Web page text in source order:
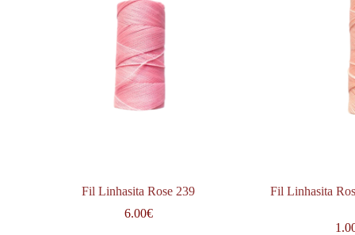
être
choisies
sur
la
page
du
produit
Fil Linhasita Rose 239
6.00€
Fil Linhasita